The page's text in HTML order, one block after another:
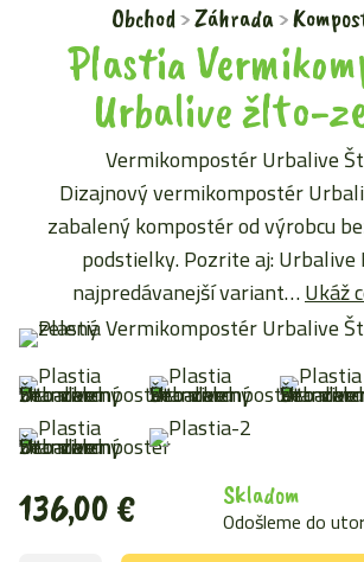
Obchod Záhrada
Plastia
Urbalive žlto-
Vermikompostér Urbalive
Dizajnový vermikompostér
zabalený kompostér od výrobcu
podstielky. Pozrite aj:
najpredávanejší variant…Ukáž
136,00€ Skladom
Odošleme do